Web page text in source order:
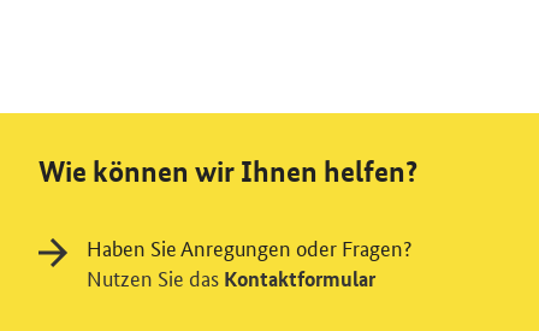
Wie können wir Ihnen helfen?
Haben Sie Anregungen oder Fragen?
Nutzen Sie das Kontaktformular